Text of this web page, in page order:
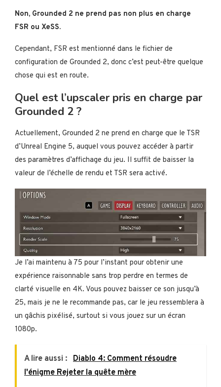
Non, Grounded 2 ne prend pas non plus en charge
FSR ou XeSS.
Cependant, FSR est mentionné dans le fichier de
configuration de Grounded 2, donc c’est peut-être quelque
chose qui est en route.
Quel est l’upscaler pris en charge par
Grounded 2 ?
Actuellement, Grounded 2 ne prend en charge que le TSR
d’Unreal Engine 5, auquel vous pouvez accéder à partir
des paramètres d’affichage du jeu. Il suffit de baisser la
valeur de l’échelle de rendu et TSR sera activé.
Je l’ai maintenu à 75 pour l’instant pour obtenir une
expérience raisonnable sans trop perdre en termes de
clarté visuelle en 4K. Vous pouvez baisser ce son jusqu’à
25, mais je ne le recommande pas, car le jeu ressemblera à
un gâchis pixélisé, surtout si vous jouez sur un écran
1080p.
A lire aussi :
Diablo 4: Comment résoudre
l'énigme Rejeter la quête mère